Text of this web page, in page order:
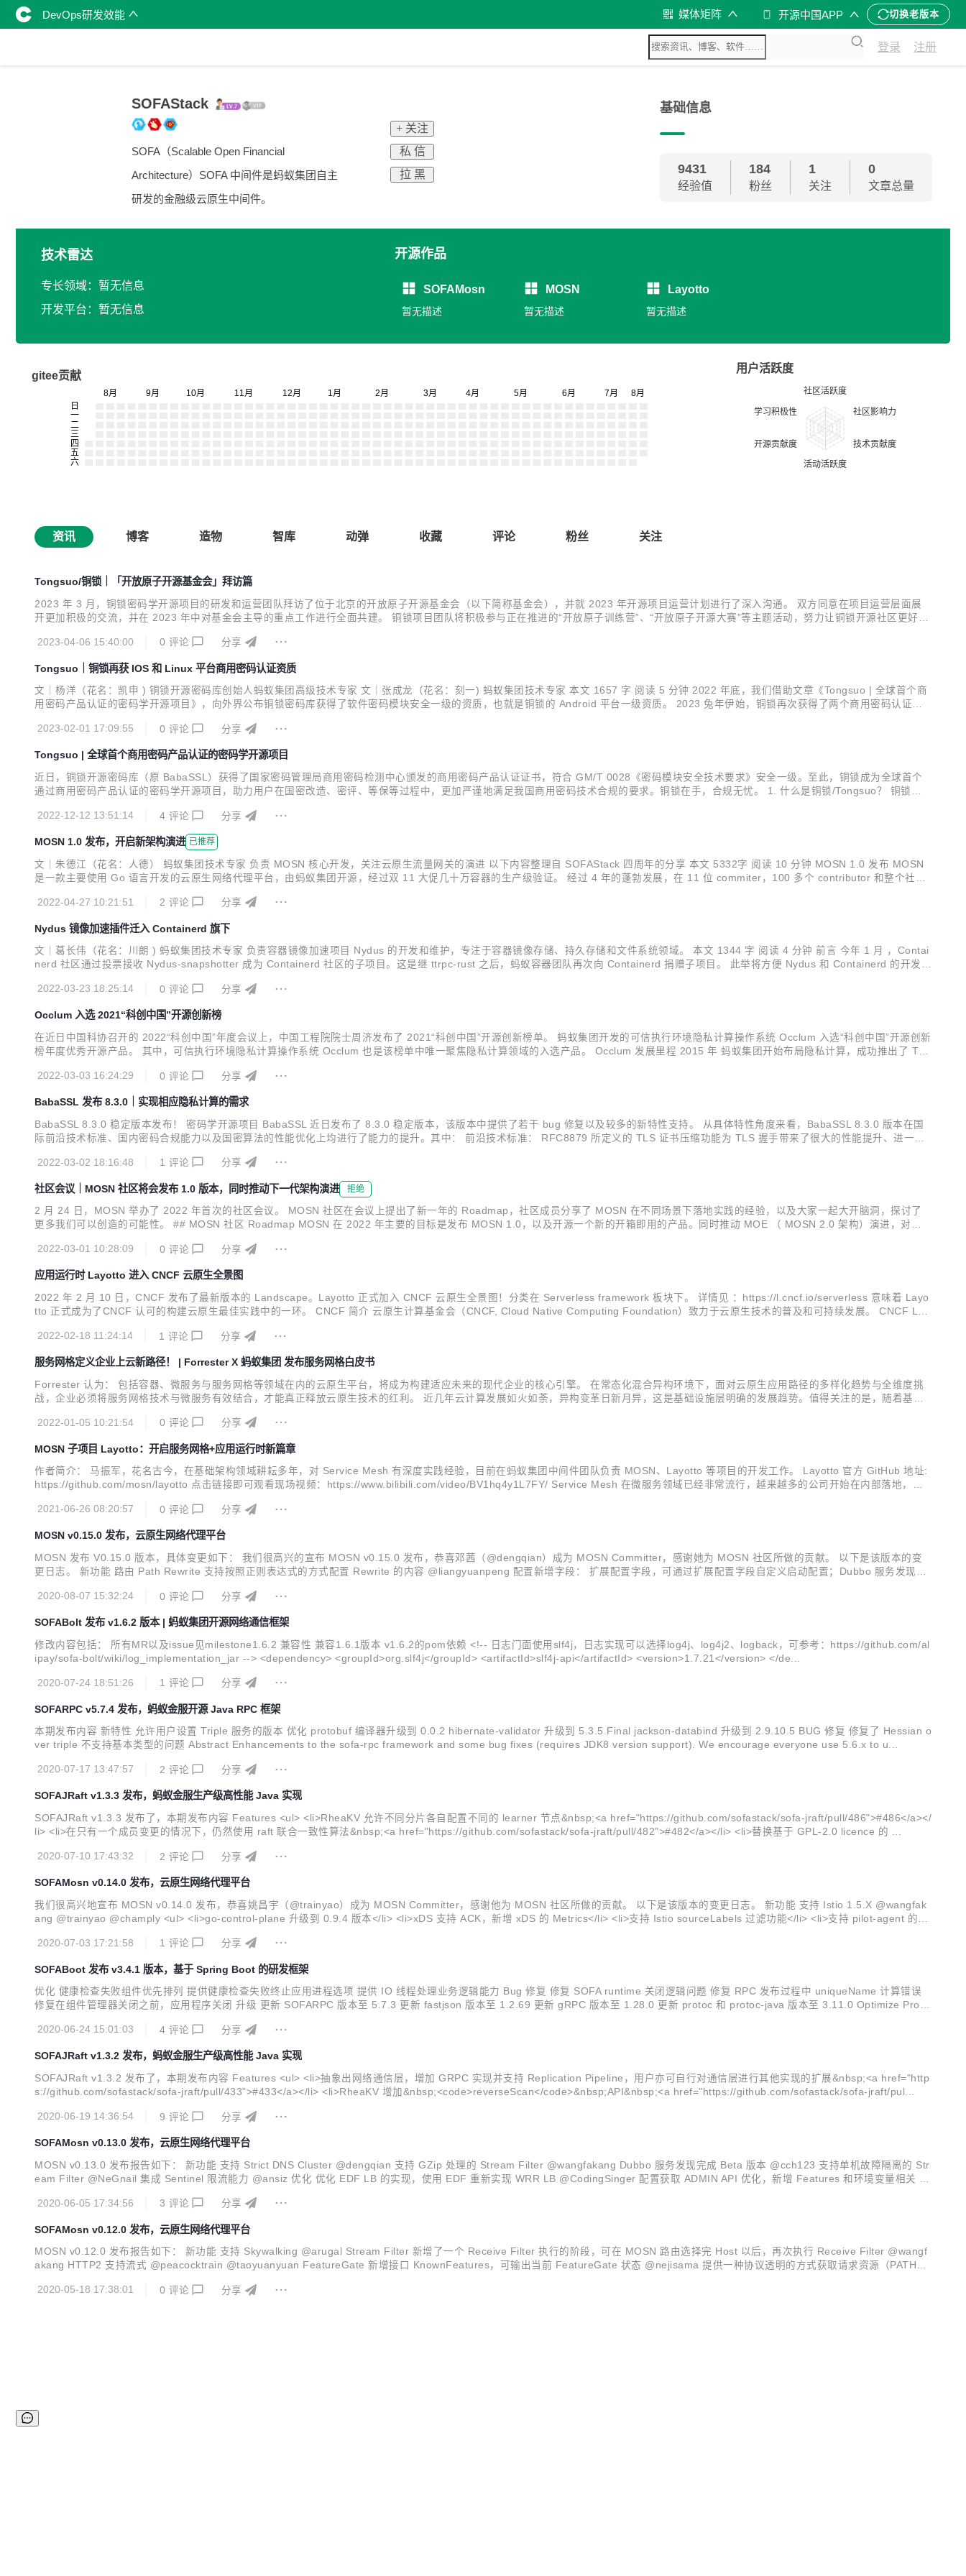
DevOps研发效能 媒体矩阵 开源中国APP 切换老版本
登录 注册
SOFAStack
SOFA（Scalable Open Financial
Architecture）SOFA 中间件是蚂蚁集团自主
研发的金融级云原生中间件。
+ 关注
私 信
拉 黑
基础信息
9431
经验值
184
粉丝
1
关注
0
文章总量
技术雷达
专长领域：暂无信息
开发平台：暂无信息
开源作品
SOFAMosn
暂无描述
MOSN
暂无描述
Layotto
暂无描述
gitee贡献
用户活跃度
资讯 博客 造物 智库 动弹 收藏 评论 粉丝 关注
Tongsuo/铜锁｜「开放原子开源基金会」拜访篇
2023 年 3 月，铜锁密码学开源项目的研发和运营团队拜访了位于北京的开放原子开源基金会（以下简称基金会），并就 2023 年开源项目运营计划进行了深入沟通。 双方同意在项目运营层面展
开更加积极的交流，并在 2023 年中对基金会主导的重点工作进行全面共建。 铜锁项目团队将积极参与正在推进的“开放原子训练营”、“开放原子开源大赛”等主题活动，努力让铜锁开源社区更好的
箱即用的“铜锁”。 悄悄告诉正在看文章的读者们，每位认真填...
2023-04-06 15:40:00 0 评论 分享
Tongsuo｜铜锁再获 IOS 和 Linux 平台商用密码认证资质
文｜杨洋（花名：凯申 ) 铜锁开源密码库创始人蚂蚁集团高级技术专家 文｜张成龙（花名：刻一) 蚂蚁集团技术专家 本文 1657 字 阅读 5 分钟 2022 年底，我们借助文章《Tongsuo | 全球首个商
用密码产品认证的密码学开源项目》，向外界公布铜锁密码库获得了软件密码模块安全一级的资质，也就是铜锁的 Android 平台一级资质。 2023 兔年伊始，铜锁再次获得了两个商用密码认证证
2023-02-01 17:09:55
0 评论 分享
Tongsuo | 全球首个商用密码产品认证的密码学开源项目
近日，铜锁开源密码库（原 BabaSSL）获得了国家密码管理局商用密码检测中心颁发的商用密码产品认证证书，符合 GM/T 0028《密码模块安全技术要求》安全一级。至此，铜锁成为全球首个
通过商用密码产品认证的密码学开源项目，助力用户在国密改造、密评、等保等过程中，更加严谨地满足我国商用密码技术合规的要求。铜锁在手，合规无忧。 1. 什么是铜锁/Tongsuo？ 铜锁（T
的私密性、完整性和可认证性，为数据生命周期中的隐私和...
2022-12-12 13:51:14 4 评论 分享
MOSN 1.0 发布，开启新架构演进 已推荐
文｜朱德江（花名：人德） 蚂蚁集团技术专家 负责 MOSN 核心开发，关注云原生流量网关的演进 以下内容整理自 SOFAStack 四周年的分享 本文 5332字 阅读 10 分钟 MOSN 1.0 发布 MOSN
是一款主要使用 Go 语言开发的云原生网络代理平台，由蚂蚁集团开源，经过双 11 大促几十万容器的生产级验证。 经过 4 年的蓬勃发展，在 11 位 commiter，100 多个 contributor 和整个社区
2022-04-27 10:21:51
2 评论 分享
Nydus 镜像加速插件迁入 Containerd 旗下
文｜葛长伟（花名：川朗 ) 蚂蚁集团技术专家 负责容器镜像加速项目 Nydus 的开发和维护，专注于容器镜像存储、持久存储和文件系统领域。 本文 1344 字 阅读 4 分钟 前言 今年 1 月 ，Contai
nerd 社区通过投票接收 Nydus-snapshotter 成为 Containerd 社区的子项目。这是继 ttrpc-rust 之后，蚂蚁容器团队再次向 Containerd 捐赠子项目。 此举将方便 Nydus 和 Containerd 的开发协
2022-03-23 18:25:14
0 评论 分享
Occlum 入选 2021“科创中国”开源创新榜
在近日中国科协召开的 2022“科创中国”年度会议上，中国工程院院士周济发布了 2021“科创中国”开源创新榜单。 蚂蚁集团开发的可信执行环境隐私计算操作系统 Occlum 入选“科创中国”开源创新
榜年度优秀开源产品。 其中，可信执行环境隐私计算操作系统 Occlum 也是该榜单中唯一聚焦隐私计算领域的入选产品。 Occlum 发展里程 2015 年 蚂蚁集团开始布局隐私计算，成功推出了 TE
2022-03-03 16:24:29
0 评论 分享
BabaSSL 发布 8.3.0｜实现相应隐私计算的需求
BabaSSL 8.3.0 稳定版本发布！ 密码学开源项目 BabaSSL 近日发布了 8.3.0 稳定版本，该版本中提供了若干 bug 修复以及较多的新特性支持。 从具体特性角度来看，BabaSSL 8.3.0 版本在国
际前沿技术标准、国内密码合规能力以及国密算法的性能优化上均进行了能力的提升。其中： 前沿技术标准： RFC8879 所定义的 TLS 证书压缩功能为 TLS 握手带来了很大的性能提升、进一步
2022-03-02 18:16:48
1 评论 分享
社区会议｜MOSN 社区将会发布 1.0 版本，同时推动下一代架构演进 拒绝
2 月 24 日，MOSN 举办了 2022 年首次的社区会议。 MOSN 社区在会议上提出了新一年的 Roadmap，社区成员分享了 MOSN 在不同场景下落地实践的经验，以及大家一起大开脑洞，探讨了
更多我们可以创造的可能性。 ## MOSN 社区 Roadmap MOSN 在 2022 年主要的目标是发布 MOSN 1.0，以及开源一个新的开箱即用的产品。同时推动 MOE （ MOSN 2.0 架构）演进，对接
2022-03-01 10:28:09
0 评论 分享
应用运行时 Layotto 进入 CNCF 云原生全景图
2022 年 2 月 10 日，CNCF 发布了最新版本的 Landscape。Layotto 正式加入 CNCF 云原生全景图！分类在 Serverless framework 板块下。 详情见 ：https://l.cncf.io/serverless 意味着 Layo
tto 正式成为了CNCF 认可的构建云原生最佳实践中的一环。 CNCF 简介 云原生计算基金会（CNCF, Cloud Native Computing Foundation）致力于云原生技术的普及和可持续发展。 CNCF Lan
2022-02-18 11:24:14
1 评论 分享
服务网格定义企业上云新路径！ | Forrester X 蚂蚁集团 发布服务网格白皮书
Forrester 认为： 包括容器、微服务与服务网格等领域在内的云原生平台，将成为构建适应未来的现代企业的核心引擎。 在常态化混合异构环境下，面对云原生应用路径的多样化趋势与全维度挑
战，企业必须将服务网格技术与微服务有效结合，才能真正释放云原生技术的红利。 近几年云计算发展如火如荼，异构变革日新月异，这是基础设施层明确的发展趋势。值得关注的是，随着基础
最大化上云价值？ 服务网格（SOFAStack Mesh）是蚂蚁集团自主...
2022-01-05 10:21:54 0 评论 分享
MOSN 子项目 Layotto：开启服务网格+应用运行时新篇章
作者简介： 马振军，花名古今，在基础架构领域耕耘多年，对 Service Mesh 有深度实践经验，目前在蚂蚁集团中间件团队负责 MOSN、Layotto 等项目的开发工作。 Layotto 官方 GitHub 地址:
https://github.com/mosn/layotto 点击链接即可观看现场视频：https://www.bilibili.com/video/BV1hq4y1L7FY/ Service Mesh 在微服务领域已经非常流行，越来越多的公司开始在内部落地，蚂
2021-06-26 08:20:57
0 评论 分享
MOSN v0.15.0 发布，云原生网络代理平台
MOSN 发布 V0.15.0 版本，具体变更如下： 我们很高兴的宣布 MOSN v0.15.0 发布，恭喜邓茜（@dengqian）成为 MOSN Committer，感谢她为 MOSN 社区所做的贡献。 以下是该版本的变
更日志。 新功能 路由 Path Rewrite 支持按照正则表达式的方式配置 Rewrite 的内容 @liangyuanpeng 配置新增字段： 扩展配置字段，可通过扩展配置字段自定义启动配置；Dubbo 服务发现配
2020-08-07 15:32:24
0 评论 分享
SOFABolt 发布 v1.6.2 版本 | 蚂蚁集团开源网络通信框架
修改内容包括： 所有MR以及issue见milestone1.6.2 兼容性 兼容1.6.1版本 v1.6.2的pom依赖 <!-- 日志门面使用slf4j，日志实现可以选择log4j、log4j2、logback，可参考：https://github.com/al
ipay/sofa-bolt/wiki/log_implementation_jar --> <dependency> <groupId>org.slf4j</groupId> <artifactId>slf4j-api</artifactId> <version>1.7.21</version> </de...
2020-07-24 18:51:26 1 评论 分享
SOFARPC v5.7.4 发布，蚂蚁金服开源 Java RPC 框架
本期发布内容 新特性 允许用户设置 Triple 服务的版本 优化 protobuf 编译器升级到 0.0.2 hibernate-validator 升级到 5.3.5.Final jackson-databind 升级到 2.9.10.5 BUG 修复 修复了 Hessian o
ver triple 不支持基本类型的问题 Abstract Enhancements to the sofa-rpc framework and some bug fixes (requires JDK8 version support). We encourage everyone use 5.6.x to u...
2020-07-17 13:47:57 2 评论 分享
SOFAJRaft v1.3.3 发布，蚂蚁金服生产级高性能 Java 实现
SOFAJRaft v1.3.3 发布了，本期发布内容 Features <ul> <li>RheaKV 允许不同分片各自配置不同的 learner 节点&nbsp;<a href="https://github.com/sofastack/sofa-jraft/pull/486">#486</a></
li> <li>在只有一个成员变更的情况下，仍然使用 raft 联合一致性算法&nbsp;<a href="https://github.com/sofastack/sofa-jraft/pull/482">#482</a></li> <li>替换基于 GPL-2.0 licence 的 ...
2020-07-10 17:43:32 2 评论 分享
SOFAMosn v0.14.0 发布，云原生网络代理平台
我们很高兴地宣布 MOSN v0.14.0 发布，恭喜姚昌宇（@trainyao）成为 MOSN Committer，感谢他为 MOSN 社区所做的贡献。 以下是该版本的变更日志。 新功能 支持 Istio 1.5.X @wangfak
ang @trainyao @champly <ul> <li>go-control-plane 升级到 0.9.4 版本</li> <li>xDS 支持 ACK，新增 xDS 的 Metrics</li> <li>支持 Istio sourceLabels 过滤功能</li> <li>支持 pilot-agent 的探
2020-07-03 17:21:58
1 评论 分享
SOFABoot 发布 v3.4.1 版本，基于 Spring Boot 的研发框架
优化 健康检查失败组件优先排列 提供健康检查失败终止应用进程选项 提供 IO 线程处理业务逻辑能力 Bug 修复 修复 SOFA runtime 关闭逻辑问题 修复 RPC 发布过程中 uniqueName 计算错误
修复在组件管理器关闭之前，应用程序关闭 升级 更新 SOFARPC 版本至 5.7.3 更新 fastjson 版本至 1.2.69 更新 gRPC 版本至 1.28.0 更新 protoc 和 protoc-java 版本至 3.11.0 Optimize Provi
2020-06-24 15:01:03
4 评论 分享
SOFAJRaft v1.3.2 发布，蚂蚁金服生产级高性能 Java 实现
SOFAJRaft v1.3.2 发布了，本期发布内容 Features <ul> <li>抽象出网络通信层，增加 GRPC 实现并支持 Replication Pipeline，用户亦可自行对通信层进行其他实现的扩展&nbsp;<a href="http
s://github.com/sofastack/sofa-jraft/pull/433">#433</a></li> <li>RheaKV 增加&nbsp;<code>reverseScan</code>&nbsp;API&nbsp;<a href="https://github.com/sofastack/sofa-jraft/pul...
2020-06-19 14:36:54 9 评论 分享
SOFAMosn v0.13.0 发布，云原生网络代理平台
MOSN v0.13.0 发布报告如下： 新功能 支持 Strict DNS Cluster @dengqian 支持 GZip 处理的 Stream Filter @wangfakang Dubbo 服务发现完成 Beta 版本 @cch123 支持单机故障隔离的 Str
eam Filter @NeGnail 集成 Sentinel 限流能力 @ansiz 优化 优化 EDF LB 的实现，使用 EDF 重新实现 WRR LB @CodingSinger 配置获取 ADMIN API 优化，新增 Features 和环境变量相关 A
2020-06-05 17:34:56
3 评论 分享
SOFAMosn v0.12.0 发布，云原生网络代理平台
MOSN v0.12.0 发布报告如下： 新功能 支持 Skywalking @arugal Stream Filter 新增了一个 Receive Filter 执行的阶段，可在 MOSN 路由选择完 Host 以后，再次执行 Receive Filter @wangf
akang HTTP2 支持流式 @peacocktrain @taoyuanyuan FeatureGate 新增接口 KnownFeatures，可输出当前 FeatureGate 状态 @nejisama 提供一种协议透明的方式获取请求资源（PATH、
2020-05-18 17:38:01
0 评论 分享